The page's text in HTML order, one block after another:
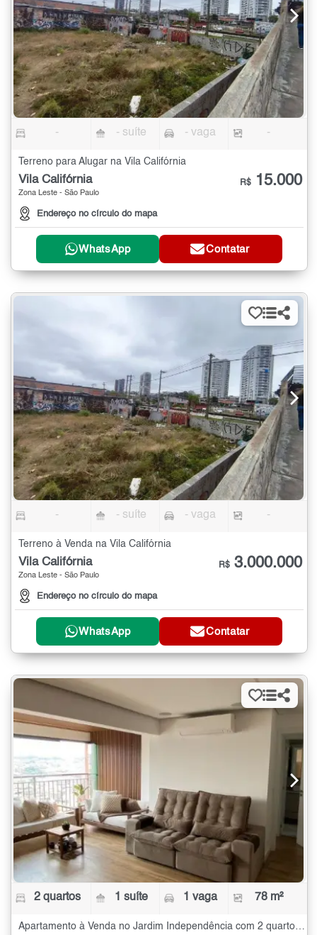
- - suíte - vaga -
Terreno para Alugar na Vila Califórnia
Vila Califórnia
Zona Leste - São Paulo
Endereço no círculo do mapa
R$ 15.000
WhatsApp Contatar
- - suíte - vaga -
Terreno à Venda na Vila Califórnia
Vila Califórnia
Zona Leste - São Paulo
Endereço no círculo do mapa
R$ 3.000.000
WhatsApp Contatar
2 quartos 1 suíte 1 vaga 78 m²
Apartamento à Venda no Jardim Independência com 2 quartos - 78 m²